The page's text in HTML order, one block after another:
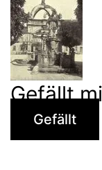
Gefällt
Gefällt